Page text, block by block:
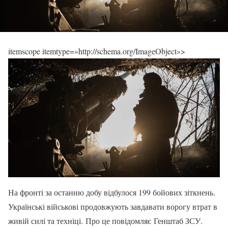
itemscope itemtype=»http://schema.org/ImageObject»>
На фронті за останню добу відбулося 199 бойових зіткнень.
Українські військові продовжують завдавати ворогу втрат в
живій силі та техніці. Про це повідомляє Генштаб ЗСУ.